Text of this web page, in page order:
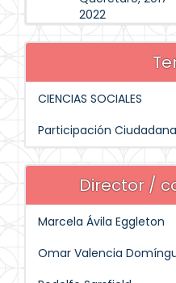
2022
CIENCIAS SOCIALES
Participación Ciudadana
Director /
Marcela Ávila Eggleton
Omar Valencia